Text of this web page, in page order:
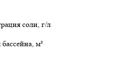
соли, г/л
м³